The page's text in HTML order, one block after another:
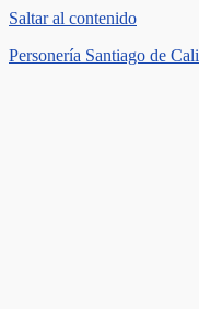
Saltar al contenido
Personería Santiago de Cali